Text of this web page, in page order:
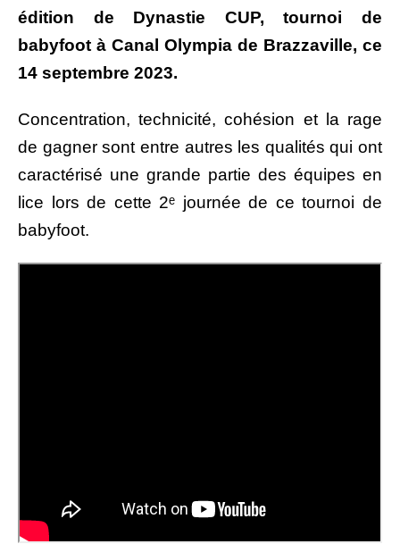
édition de Dynastie CUP, tournoi de
babyfoot à Canal Olympia de Brazzaville, ce
14 septembre 2023.
Concentration, technicité, cohésion et la rage
de gagner sont entre autres les qualités qui ont
caractérisé une grande partie des équipes en
lice lors de cette 2ᵉ journée de ce tournoi de
babyfoot.